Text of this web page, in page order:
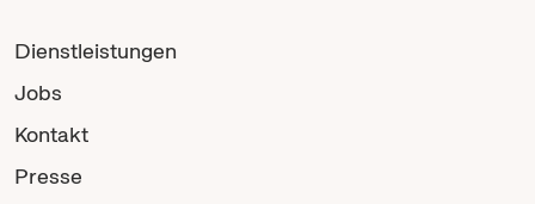
Dienstleistungen
Jobs
Kontakt
Presse